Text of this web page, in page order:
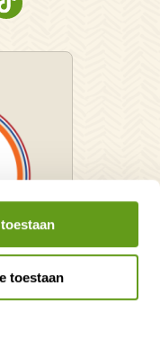
toestaan
INSTAGRAM
OP PINTEREST
OP YOUTUBE
NATURESCANNER OP